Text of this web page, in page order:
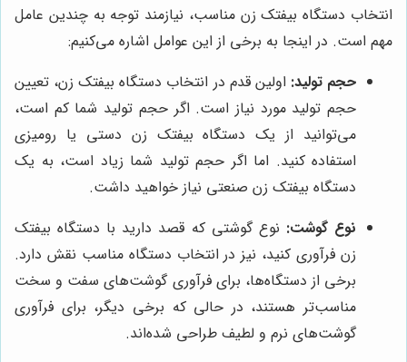
انتخاب دستگاه بیفتک زن مناسب، نیازمند توجه به چندین عامل
مهم است. در اینجا به برخی از این عوامل اشاره می‌کنیم:
حجم تولید: اولین قدم در انتخاب دستگاه بیفتک زن، تعیین
حجم تولید مورد نیاز است. اگر حجم تولید شما کم است،
می‌توانید از یک دستگاه بیفتک زن دستی یا رومیزی
استفاده کنید. اما اگر حجم تولید شما زیاد است، به یک
دستگاه بیفتک زن صنعتی نیاز خواهید داشت.
نوع گوشت: نوع گوشتی که قصد دارید با دستگاه بیفتک
زن فرآوری کنید، نیز در انتخاب دستگاه مناسب نقش دارد.
برخی از دستگاه‌ها، برای فرآوری گوشت‌های سفت و سخت
مناسب‌تر هستند، در حالی که برخی دیگر، برای فرآوری
گوشت‌های نرم و لطیف طراحی شده‌اند.